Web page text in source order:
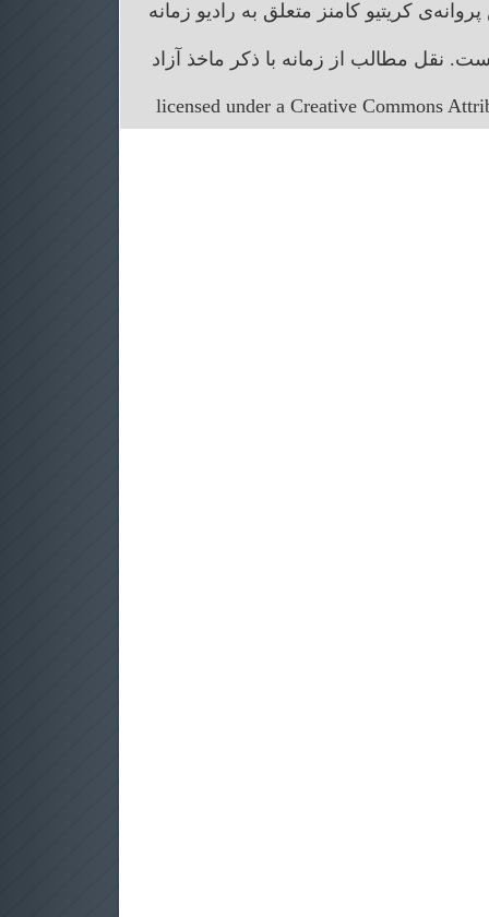
کریتیو کامنز متعلق به رادیو زمانه
نقل مطالب از زمانه با ذکر ماخذ آزاد
licensed under a Creative Commons